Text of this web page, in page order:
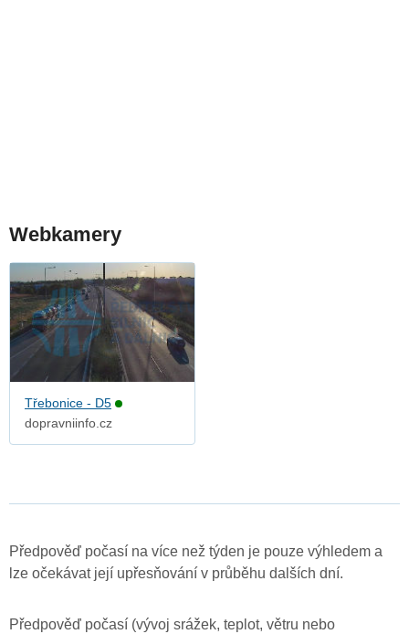
Webkamery
Třebonice - D5
dopravniinfo.cz
Předpověď počasí na více než týden je pouze výhledem a
lze očekávat její upřesňování v průběhu dalších dní.
Předpověď počasí (vývoj srážek, teplot, větru nebo